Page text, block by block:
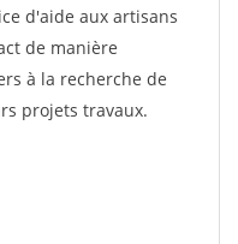
d'aide aux artisans
de manière
à la recherche de
projets travaux.